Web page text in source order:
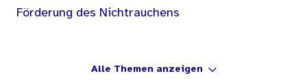
Förderung des Nichtrauchens
Alle Themen anzeigen